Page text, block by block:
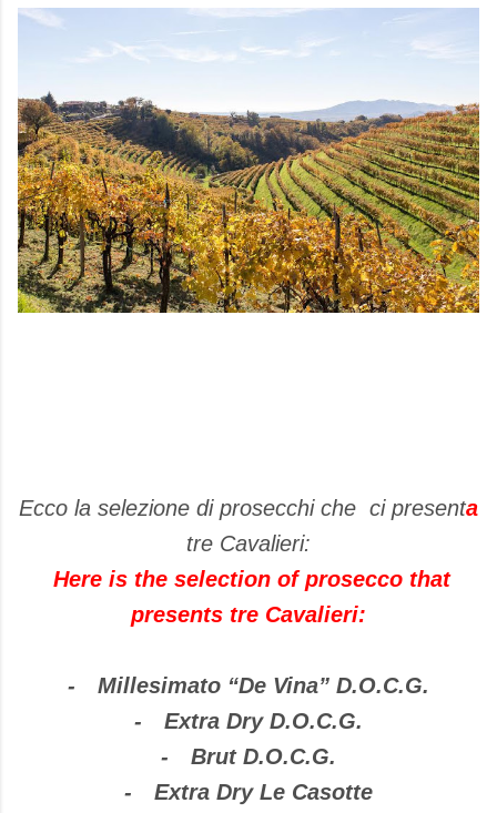
Ecco la selezione di prosecchi che ci presenta
tre Cavalieri:
Here is the selection of prosecco that
presents tre Cavalieri:
-
Millesimato “De Vina” D.O.C.G.
-
Extra Dry D.O.C.G.
-
Brut D.O.C.G.
-
Extra Dry Le Casotte